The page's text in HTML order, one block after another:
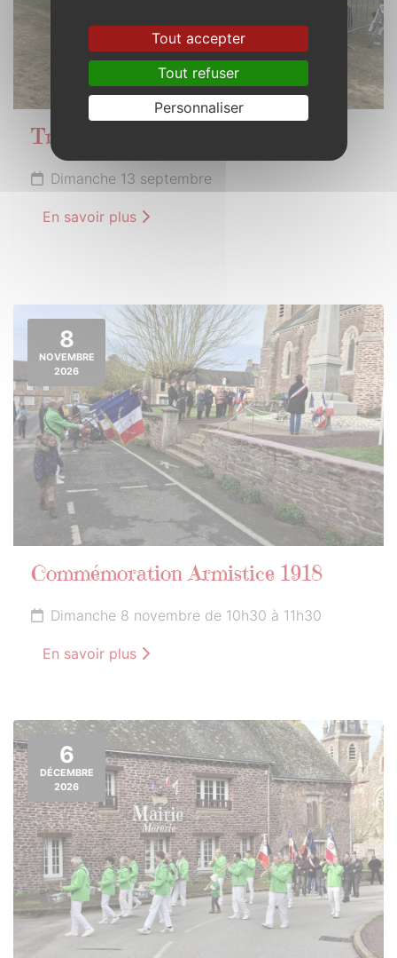
Trophée de Bretagne Motocross
Dimanche 13 septembre
En savoir plus
8
NOVEMBRE
2026
Commémoration Armistice 1918
Dimanche 8 novembre de 10h30 à 11h30
En savoir plus
6
DÉCEMBRE
2026
Tout accepter
Tout refuser
Personnaliser